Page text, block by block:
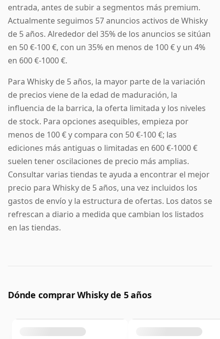
entrada, antes de subir a segmentos más premium.
Actualmente seguimos 57 anuncios activos de Whisky
de 5 años. Alrededor del 35% de los anuncios se sitúan
en 50 €-100 €, con un 35% en menos de 100 € y un 4%
en 600 €-1000 €.
Para Whisky de 5 años, la mayor parte de la variación
de precios viene de la edad de maduración, la
influencia de la barrica, la oferta limitada y los niveles
de stock. Para opciones asequibles, empieza por
menos de 100 € y compara con 50 €-100 €; las
ediciones más antiguas o limitadas en 600 €-1000 €
suelen tener oscilaciones de precio más amplias.
Consultar varias tiendas te ayuda a encontrar el mejor
precio para Whisky de 5 años, una vez incluidos los
gastos de envío y la estructura de ofertas. Los datos se
refrescan a diario a medida que cambian los listados
en las tiendas.
Dónde comprar Whisky de 5 años